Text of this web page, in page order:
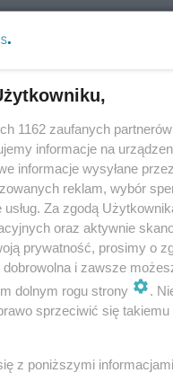
519 mln zł, to koszt
kolejowy – cytuje
1162 zaufanych
informacje na
informacje wysyłane
reklam, wybór
usług. Za zgodą
oraz aktywnie
prywatność, prosimy o
dobrowolna i zawsze
dolnym rogu strony
.
sprzeciwić się
z poniższymi